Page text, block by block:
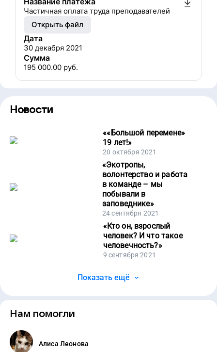
Частичная оплата труда преподавателей
Открыть файл
Дата
30 декабря 2021
Сумма
195 000.00 руб.
Новости
««Большой перемене»
19 лет!»
20 октября 2021
«Экотропы,
волонтерство и работа
в команде – мы
побывали в
заповеднике»
24 сентября 2021
«Кто он, взрослый
человек? И что такое
человечность?»
9 сентября 2021
Показать ещё
Нам помогли
Алиса Леонова